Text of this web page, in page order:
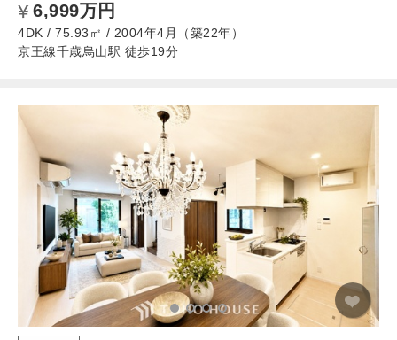
6,999万円
4DK / 75.93㎡ / 2004年4月（築22年）
京王線千歳烏山駅 徒歩19分